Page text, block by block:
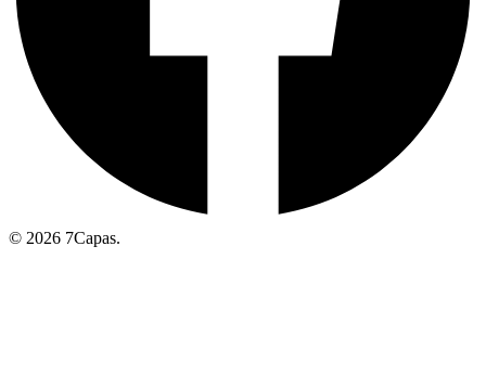
© 2026 7Capas.